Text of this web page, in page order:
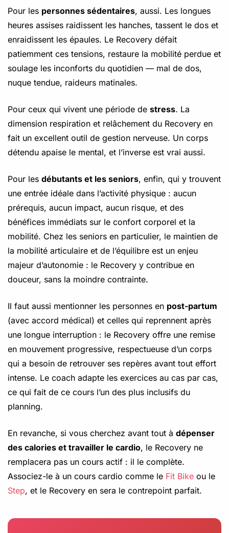
Pour les personnes sédentaires, aussi. Les longues
heures assises raidissent les hanches, tassent le dos et
enraidissent les épaules. Le Recovery défait
patiemment ces tensions, restaure la mobilité perdue et
soulage les inconforts du quotidien — mal de dos,
nuque tendue, raideurs matinales.
Pour ceux qui vivent une période de stress. La
dimension respiration et relâchement du Recovery en
fait un excellent outil de gestion nerveuse. Un corps
détendu apaise le mental, et l’inverse est vrai aussi.
Pour les débutants et les seniors, enfin, qui y trouvent
une entrée idéale dans l’activité physique : aucun
prérequis, aucun impact, aucun risque, et des
bénéfices immédiats sur le confort corporel et la
mobilité. Chez les seniors en particulier, le maintien de
la mobilité articulaire et de l’équilibre est un enjeu
majeur d’autonomie : le Recovery y contribue en
douceur, sans la moindre contrainte.
Il faut aussi mentionner les personnes en post-partum
(avec accord médical) et celles qui reprennent après
une longue interruption : le Recovery offre une remise
en mouvement progressive, respectueuse d’un corps
qui a besoin de retrouver ses repères avant tout effort
intense. Le coach adapte les exercices au cas par cas,
ce qui fait de ce cours l’un des plus inclusifs du
planning.
En revanche, si vous cherchez avant tout à dépenser
des calories et travailler le cardio, le Recovery ne
remplacera pas un cours actif : il le complète.
Associez-le à un cours cardio comme le Fit Bike ou le
Step, et le Recovery en sera le contrepoint parfait.